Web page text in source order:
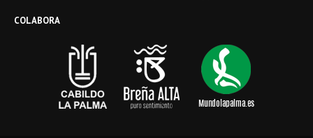
COLABORA